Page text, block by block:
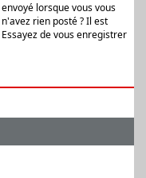
lorsque vous vous
rien posté ? Il est
de vous enregistrer